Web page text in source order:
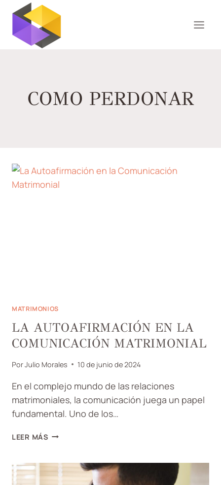
Saltar
contenido
COMO PERDONAR
MATRIMONIOS
LA AUTOAFIRMACIÓN EN LA
COMUNICACIÓN MATRIMONIAL
PorJulio Morales 10 de junio de 2024
En el complejo mundo de las relaciones
matrimoniales, la comunicación juega un papel
fundamental. Uno de los…
LEER MÁSLA
COMUNICACIÓN